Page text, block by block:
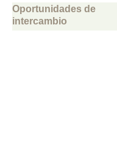
Oportunidades de
intercambio